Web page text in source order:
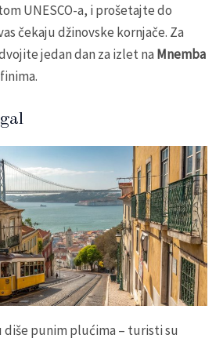
UNESCO-a, i prošetajte do
čekaju džinovske kornjače. Za
jedan dan za izlet na Mnemba
diše punim plućima – turisti su